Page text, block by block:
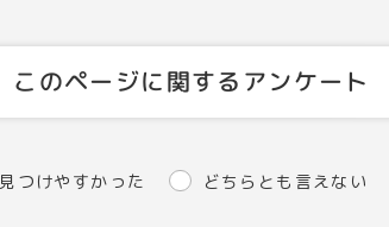
このページに関するアンケート
見つけやすかった どちらとも言えない